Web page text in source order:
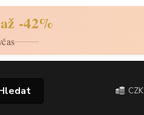
až -42%
CZK